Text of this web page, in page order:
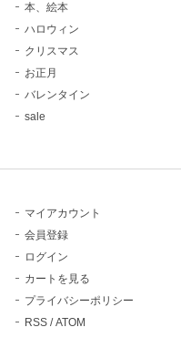
本、絵本
ハロウィン
クリスマス
お正月
バレンタイン
sale
マイアカウント
会員登録
ログイン
カートを見る
プライバシーポリシー
RSS /ATOM